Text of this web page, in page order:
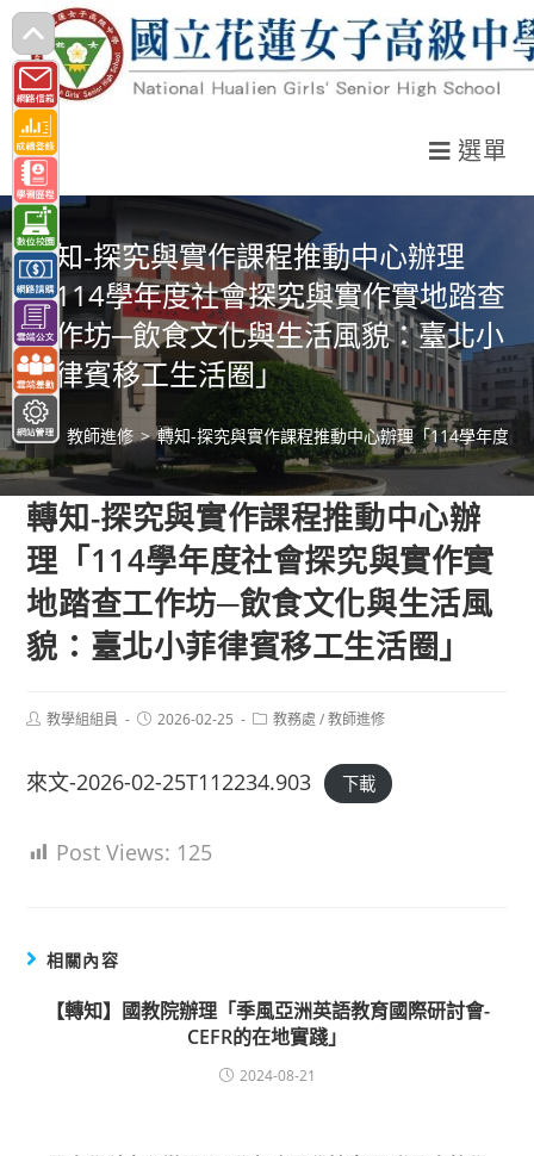
跳
轉
至
主
要
內
容
選單
轉知-探究與實作課程推動中心辦理
「114學年度社會探究與實作實地踏查
工作坊─飲食文化與生活風貌：臺北小
菲律賓移工生活圈」
> 教師進修 > 轉知-探究與實作課程推動中心辦理「114學年度
轉知-探究與實作課程推動中心辦
理「114學年度社會探究與實作實
地踏查工作坊─飲食文化與生活風
貌：臺北小菲律賓移工生活圈」
Post教學組組員
Post2026-02-25
Post教務處 / 教師進修
來文-2026-02-25T112234.903 下載
Post Views: 125
相關內容
【轉知】國教院辦理「季風亞洲英語教育國際研討會-
CEFR的在地實踐」
2024-08-21